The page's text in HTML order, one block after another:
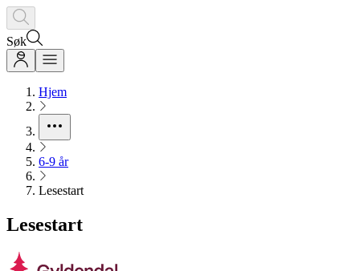
Søk
Hjem
6-9 år
Lesestart
Lesestart